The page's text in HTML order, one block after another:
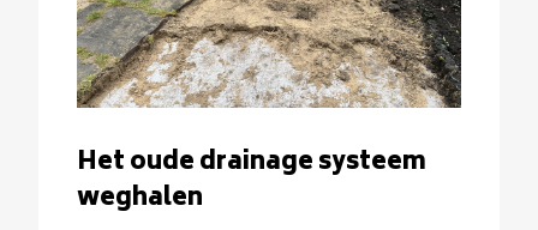
Het oude drainage systeem
weghalen